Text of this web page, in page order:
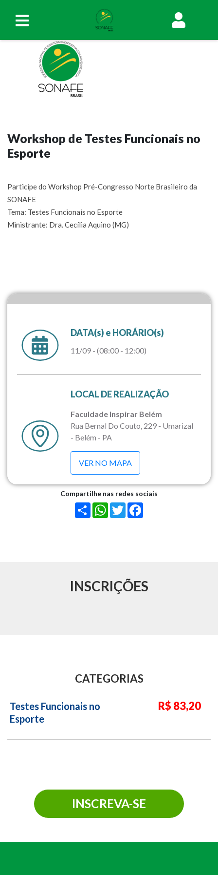
Workshop de Testes Funcionais no
Esporte
Participe do Workshop Pré-Congresso Norte Brasileiro da
SONAFE
Tema: Testes Funcionais no Esporte
Ministrante: Dra. Cecília Aquino (MG)
DATA(s) e HORÁRIO(s)
11/09 - (08:00 - 12:00)
LOCAL DE REALIZAÇÃO
Faculdade Inspirar Belém
Rua Bernal Do Couto, 229 - Umarizal
- Belém - PA
VER NO MAPA
Compartilhe nas redes sociais
Share WhatsApp
Twitter
INSCRIÇÕES
CATEGORIAS
Testes Funcionais no
Esporte
R$ 83,20
INSCREVA-SE